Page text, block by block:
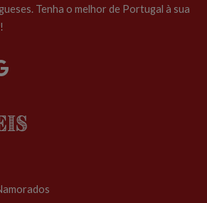
Tenha o melhor de Portugal à sua